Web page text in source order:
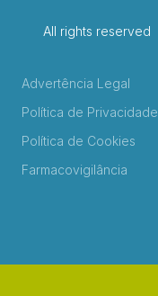
All rights reserved
Advertência Legal
Política de Privacidade
Política de Cookies
Farmacovigilância